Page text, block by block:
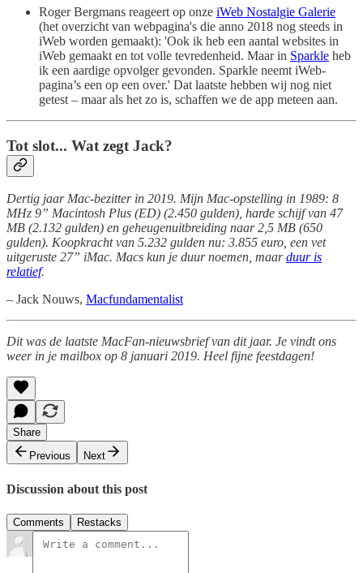
Roger Bergmans reageert op onze iWeb Nostalgie Galerie
(het overzicht van webpagina's die anno 2018 nog steeds in
iWeb worden gemaakt): 'Ook ik heb een aantal websites in
iWeb gemaakt en tot volle tevredenheid. Maar in Sparkle heb
ik een aardige opvolger gevonden. Sparkle neemt iWeb-
pagina’s een op een over.' Dat laatste hebben wij nog niet
getest – maar als het zo is, schaffen we de app meteen aan.
Tot slot... Wat zegt Jack?
Dertig jaar Mac-bezitter in 2019. Mijn Mac-opstelling in 1989: 8
MHz 9” Macintosh Plus (ED) (2.450 gulden), harde schijf van 47
MB (2.132 gulden) en geheugenuitbreiding naar 2,5 MB (650
gulden). Koopkracht van 5.232 gulden nu: 3.855 euro, een vet
uitgeruste 27” iMac. Macs kun je duur noemen, maarduur is
relatief.
– Jack Nouws, Macfundamentalist
Dit was de laatste MacFan-nieuwsbrief van dit jaar. Je vindt ons
weer in je mailbox op 8 januari 2019. Heel fijne feestdagen!
Share
Previous
Next
Discussion about this post
Comments Restacks